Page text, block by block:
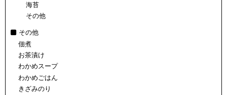
海苔
その他
その他
佃煮
お茶漬け
わかめスープ
わかめごはん
きざみのり